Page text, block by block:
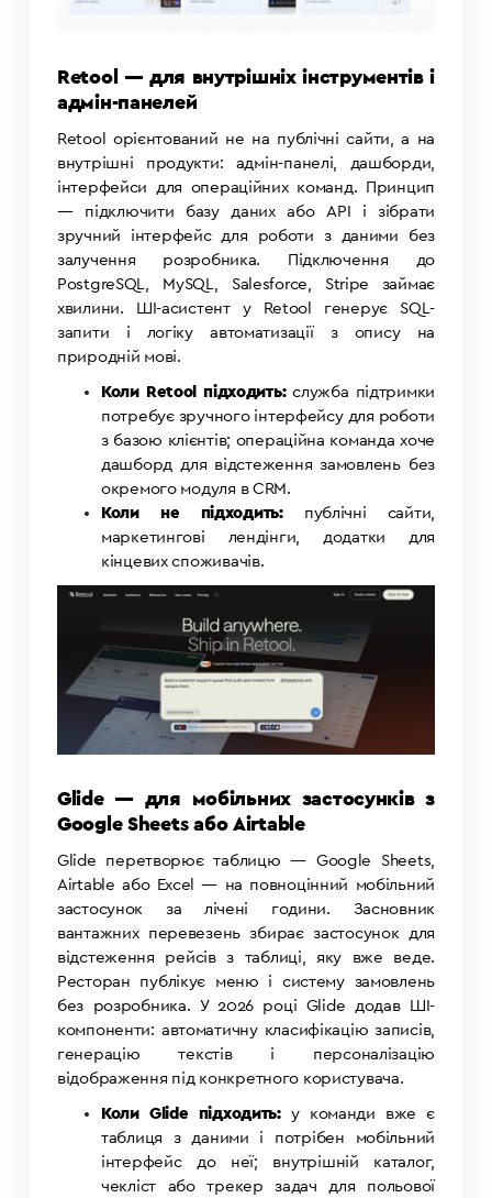
Retool — для внутрішніх інструментів і
адмін-панелей
Retool орієнтований не на публічні сайти, а на
внутрішні продукти: адмін-панелі, дашборди,
інтерфейси для операційних команд. Принцип
— підключити базу даних або API і зібрати
зручний інтерфейс для роботи з даними без
залучення розробника. Підключення до
PostgreSQL, MySQL, Salesforce, Stripe займає
хвилини. ШІ-асистент у Retool генерує SQL-
запити і логіку автоматизації з опису на
природній мові.
Коли Retool підходить:служба підтримки
потребує зручного інтерфейсу для роботи
з базою клієнтів; операційна команда хоче
дашборд для відстеження замовлень без
окремого модуля в CRM.
Коли не підходить:публічні сайти,
маркетингові лендінги, додатки для
кінцевих споживачів.
Glide — для мобільних застосунків з
Google Sheets або Airtable
Glide перетворює таблицю — Google Sheets,
Airtable або Excel — на повноцінний мобільний
застосунок за лічені години. Засновник
вантажних перевезень збирає застосунок для
відстеження рейсів з таблиці, яку вже веде.
Ресторан публікує меню і систему замовлень
без розробника. У 2026 році Glide додав ШІ-
компоненти: автоматичну класифікацію записів,
генерацію текстів і персоналізацію
відображення під конкретного користувача.
Коли Glide підходить:у команди вже є
таблиця з даними і потрібен мобільний
інтерфейс до неї; внутрішній каталог,
чекліст або трекер задач для польової